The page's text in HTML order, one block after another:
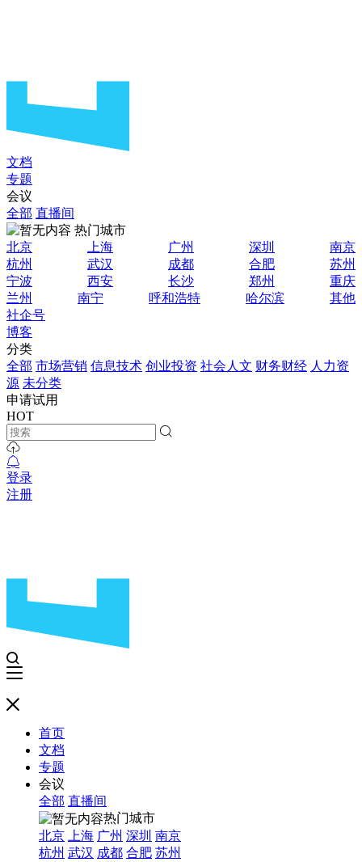
文档
专题
会议
全部 直播间
热门城市
北京
上海 广州 深圳
南京
杭州
武汉 成都 合肥
苏州
宁波
西安 长沙 郑州
重庆
兰州
南宁 呼和浩特 哈尔滨
其他
社企号
博客
分类
全部 市场营销 信息技术 创业投资 社会人文 财务财经 人力资
源 未分类
申请试用
HOT
登录
注册
首页
文档
专题
会议
全部 直播间
热门城市
北京
上海 广州 深圳 南京
杭州 武汉 成都 合肥 苏州